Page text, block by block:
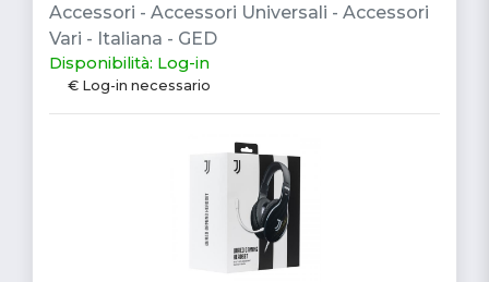
Accessori - Accessori Universali - Accessori
Vari - Italiana - GED
Disponibilità: Log-in
€ Log-in necessario